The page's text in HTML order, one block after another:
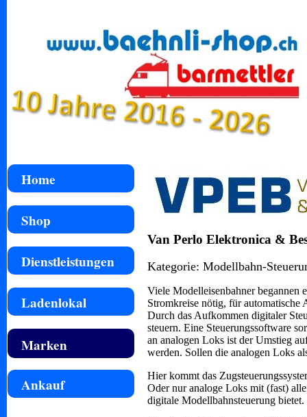
Home
Shop
Dienstleistungen
Ladenlokal
Marken
Ankauf
Van Perlo Elektronica &
Kategorie: Modellbahn-
Viele Modelleisenbahner begannen
Stromkreise nötig, für automatische
Durch das Aufkommen digitaler
steuern. Eine Steuerungssoftware
an analogen Loks ist der Umstieg
werden. Sollen die analogen Loks
Hier kommt das
Oder nur analoge Loks mit (fast)
digitale Modellbahnsteuerung bietet.